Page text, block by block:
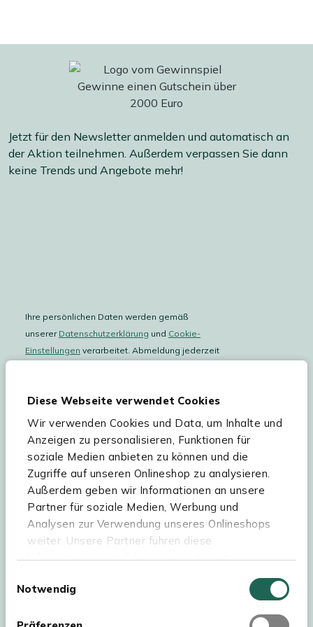
Diese Webseite verwendet Cookies
Wir verwenden Cookies und Data, um Inhalte und
Anzeigen zu personalisieren, Funktionen für
soziale Medien anbieten zu können und die
Zugriffe auf unseren Onlineshop zu analysieren.
Außerdem geben wir Informationen an unsere
Partner für soziale Medien, Werbung und
Analysen zur Verwendung unseres Onlineshops
weiter. Unsere Partner führen diese
Informationen möglicherweise mit weiteren
haben oder die sie im Rahmen Ihrer Nutzung der
Webseite müssen Sie die Cookies akzeptieren.
Notwendig
Jetzt für den Newsletter anmelden und automatisch an
der Aktion teilnehmen. Außerdem verpassen Sie dann
keine Trends und Angebote mehr!
Ihre persönlichen Daten werden gemäß
unserer Datenschutzerklärung und Cookie-
Einstellungen verarbeitet. Abmeldung jederzeit
Hilfe & Service
Sortiment
Kees Smit Gartenmöbel
Experience Stores XXL